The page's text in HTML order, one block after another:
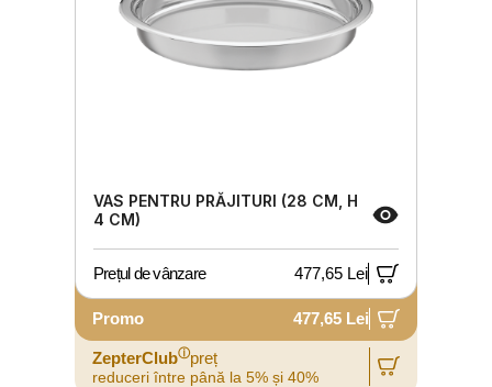
VAS PENTRU PRĂJITURI (28 CM, H
4 CM)
Prețul de vânzare 477,65 Lei
Promo 477,65 Lei
ZepterClubⓘpreț
reduceri între până la 5% și 40%